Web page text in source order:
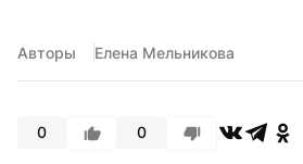
Авторы Елена Мельникова
0 0